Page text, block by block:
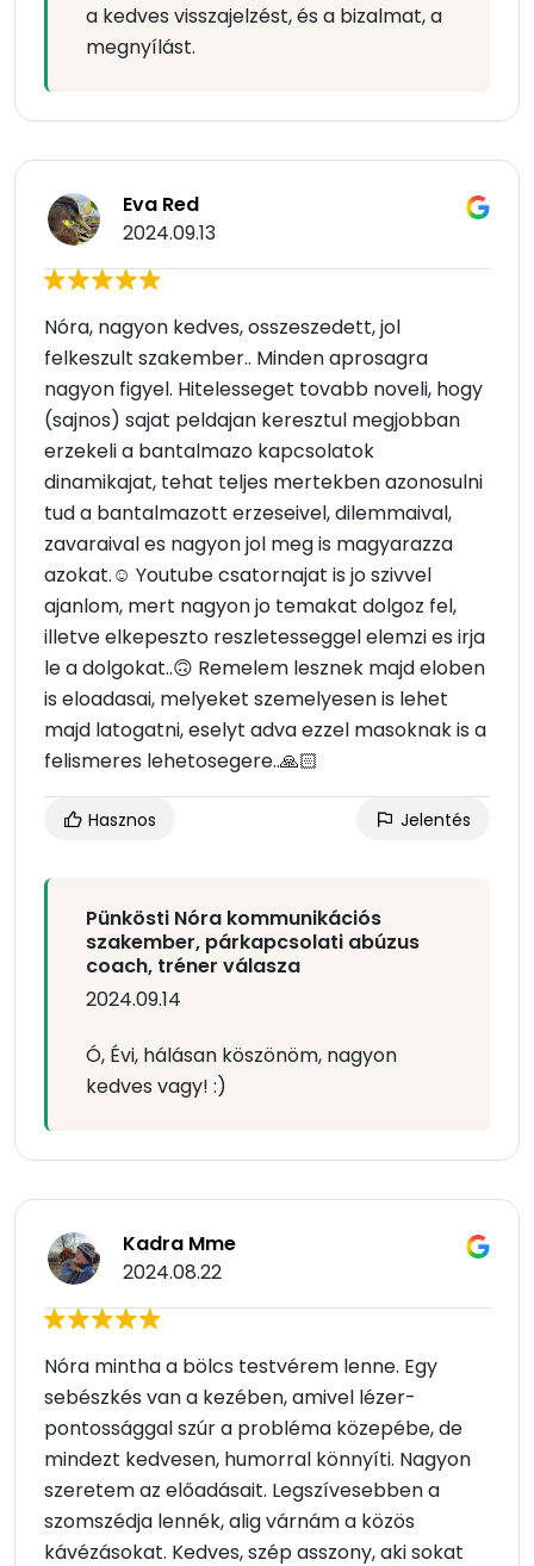
a kedves visszajelzést, és a bizalmat, a
megnyílást.
Eva Red
2024.09.13
Nóra, nagyon kedves, osszeszedett, jol
felkeszult szakember.. Minden aprosagra
nagyon figyel. Hitelesseget tovabb noveli, hogy
(sajnos) sajat peldajan keresztul megjobban
erzekeli a bantalmazo kapcsolatok
dinamikajat, tehat teljes mertekben azonosulni
tud a bantalmazott erzeseivel, dilemmaival,
zavaraival es nagyon jol meg is magyarazza
azokat.☺️ Youtube csatornajat is jo szivvel
ajanlom, mert nagyon jo temakat dolgoz fel,
illetve elkepeszto reszletesseggel elemzi es irja
le a dolgokat..🙃 Remelem lesznek majd eloben
is eloadasai, melyeket szemelyesen is lehet
majd latogatni, eselyt adva ezzel masoknak is a
felismeres lehetosegere..🙏🏻
Hasznos Jelentés
Pünkösti Nóra kommunikációs
szakember, párkapcsolati abúzus
coach, tréner válasza
2024.09.14
Ó, Évi, hálásan köszönöm, nagyon
kedves vagy! :)
Kadra Mme
2024.08.22
Nóra mintha a bölcs testvérem lenne. Egy
sebészkés van a kezében, amivel lézer-
pontossággal szúr a probléma közepébe, de
mindezt kedvesen, humorral könnyíti. Nagyon
szeretem az előadásait. Legszívesebben a
szomszédja lennék, alig várnám a közös
kávézásokat. Kedves, szép asszony, aki sokat